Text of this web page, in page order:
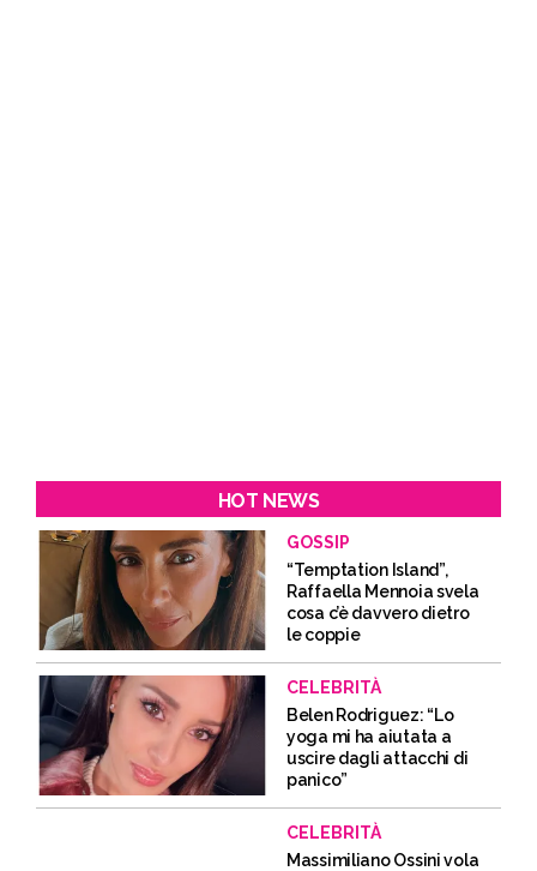
HOT NEWS
GOSSIP
“Temptation Island”,
Raffaella Mennoia svela
cosa c’è davvero dietro
le coppie
CELEBRITÀ
Belen Rodriguez: “Lo
yoga mi ha aiutata a
uscire dagli attacchi di
panico”
CELEBRITÀ
Massimiliano Ossini vola